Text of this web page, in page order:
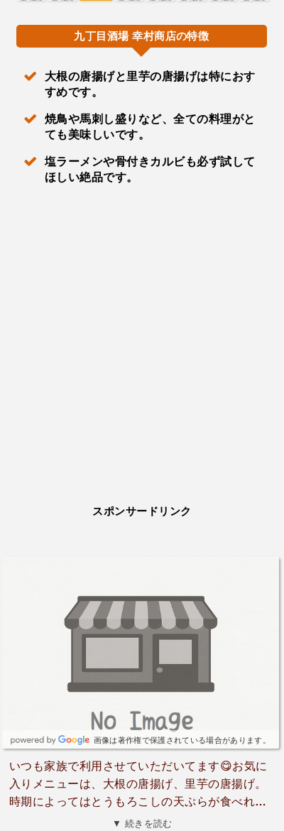
九丁目酒場 幸村商店の特徴
大根の唐揚げと里芋の唐揚げは特におす
すめです。
焼鳥や馬刺し盛りなど、全ての料理がと
ても美味しいです。
塩ラーメンや骨付きカルビも必ず試して
ほしい絶品です。
スポンサードリンク
画像は著作権で保護されている場合があります。
いつも家族で利用させていただいてます😋お気に
入りメニューは、大根の唐揚げ、里芋の唐揚げ。
時期によってはとうもろこしの天ぷらが食べれま
す🌽子供たちも大好き！最高です❤️🔥馬刺し、ホ
▼ 続きを読む